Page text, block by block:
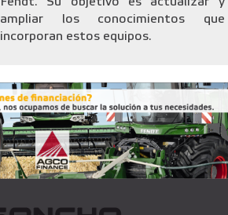
ampliar los conocimientos que
incorporan estos equipos.